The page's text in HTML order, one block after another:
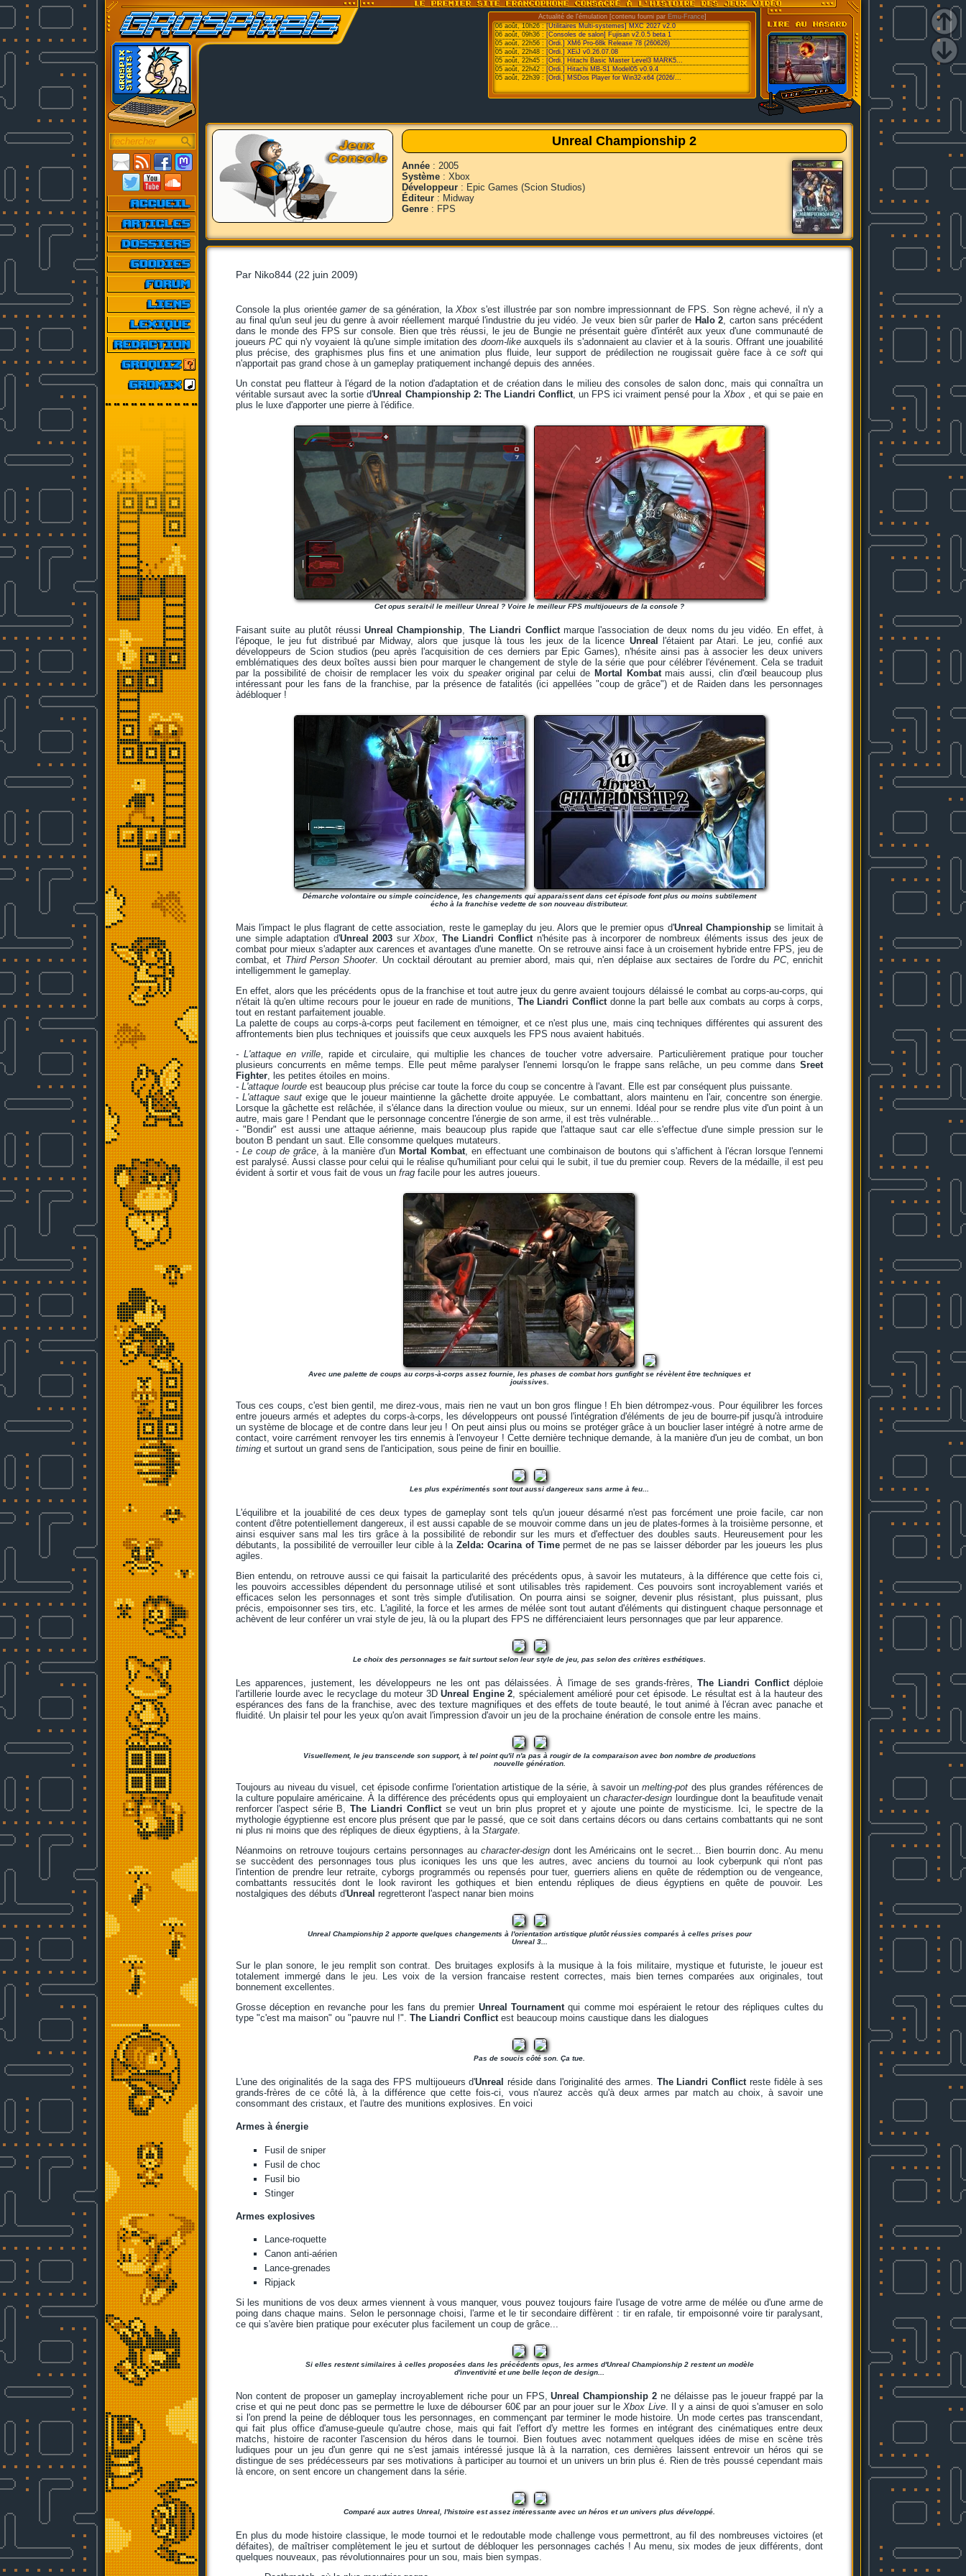
Actualité de l'émulation [contenu fourni par Emu-France]
06 août, 10h26 :[Utilitaires Multi-systemes] MXC 2027 v2.0
06 août, 09h36 : [Consoles de salon] Fujisan v2.0.5 beta 1
05 août, 22h56 : [Ordi.] XM6 Pro-68k Release 78 (260626)
05 août, 22h48 : [Ordi.] XEiJ v0.26.07.08
05 août, 22h45 : [Ordi.] Hitachi Basic Master Level3 MARK5...
05 août, 22h42 : [Ordi.] Hitachi MB-S1 Model05 v0.9.4
05 août, 22h39 : [Ordi.] MSDos Player for Win32-x64 (2026/...
Unreal Championship 2
Année : 2005
Système : Xbox
Développeur : Epic Games (Scion Studios)
Éditeur : Midway
Genre : FPS
Par Niko844 (22 juin 2009)
Console la plus orientéegamerde sa génération, laXbox s'est illustrée par son nombre impressionnant de FPS. Son règne achevé, il n'y a
au final qu'un seul jeu du genre à avoir réellement marqué l'industrie du jeu vidéo. Je veux bien sûr parler de Halo 2, carton sans précédent
dans le monde des FPS sur console. Bien que très réussi, le jeu de Bungie ne présentait guère d'intérêt aux yeux d'une communauté de
joueursPCqui n'y voyaient là qu'une simple imitation des doom-likeauxquels ils s'adonnaient au clavier et à la souris. Offrant une jouabilité
plus précise, des graphismes plus fins et une animation plus fluide, leur support de prédilection ne rougissait guère face à ce softqui
n'apportait pas grand chose à un gameplay pratiquement inchangé depuis des années.
Un constat peu flatteur à l'égard de la notion d'adaptation et de création dans le milieu des consoles de salon donc, mais qui connaîtra un
véritable sursaut avec la sortie d'Unreal Championship 2: The Liandri Conflict, un FPS ici vraiment pensé pour la Xbox, et qui se paie en
plus le luxe d'apporter une pierre à l'édifice.
Cet opus serait-il le meilleur Unreal ? Voire le meilleur FPS multijoueurs de la console ?
Faisant suite au plutôt réussi Unreal Championship, The Liandri Conflictmarque l'association de deux noms du jeu vidéo. En effet, à
l'époque, le jeu fut distribué par Midway, alors que jusque là tous les jeux de la licence Unreal
l'étaient par Atari. Le jeu, confié aux
développeurs de Scion studios (peu après l'acquisition de ces derniers par Epic Games), n'hésite ainsi pas à associer les deux univers
emblématiques des deux boîtes aussi bien pour marquer le changement de style de la série que pour célébrer l'événement. Cela se traduit
par la possibilité de choisir de remplacer les voix duspeakeroriginal par celui de Mortal Kombatmais aussi, clin d'œil beaucoup plus
intéressant pour les fans de la franchise, par la présence de fatalités (ici appellées "coup de grâce") et de Raiden dans les personnages
àdébloquer !
Démarche volontaire ou simple coincidence, les changements qui apparaissent dans cet épisode font plus ou moins subtilement
écho à la franchise vedette de son nouveau distributeur.
Mais l'impact le plus flagrant de cette association, reste le gameplay du jeu. Alors que le premier opus d'Unreal Championship se limitait à
une simple adaptation d'Unreal 2003 surXbox, The Liandri Conflictn'hésite pas à incorporer de nombreux éléments issus des jeux de
combat pour mieux s'adapter aux carences et avantages d'une manette. On se retrouve ainsi face à un croisement hybride entre FPS, jeu de
combat, et Third Person Shooter. Un cocktail déroutant au premier abord, mais qui, n'en déplaise aux sectaires de l'ordre du PC, enrichit
intelligemment le gameplay.
En effet, alors que les précédents opus de la franchise et tout autre jeux du genre avaient toujours délaissé le combat au corps-au-corps, qui
n'était là qu'en ultime recours pour le joueur en rade de munitions, The Liandri Conflictdonne la part belle aux combats au corps à corps,
tout en restant parfaitement jouable.
La palette de coups au corps-à-corps peut facilement en témoigner, et ce n'est plus une, mais cinq techniques différentes qui assurent des
affrontements bien plus techniques et jouissifs que ceux auxquels les FPS nous avaient habitués.
- L'attaque en vrille, rapide et circulaire, qui multiplie les chances de toucher votre adversaire. Particulièrement pratique pour toucher
plusieurs concurrents en même temps. Elle peut même paralyser l'ennemi lorsqu'on le frappe sans relâche, un peu comme dans Sreet
Fighter, les petites étoiles en moins.
- L'attaque lourde est beaucoup plus précise car toute la force du coup se concentre à l'avant. Elle est par conséquent plus puissante.
-L'attaque sautexige que le joueur maintienne la gâchette droite appuyée. Le combattant, alors maintenu en l'air, concentre son énergie.
Lorsque la gâchette est relâchée, il s'élance dans la direction voulue ou mieux, sur un ennemi. Idéal pour se rendre plus vite d'un point à un
autre, mais gare ! Pendant que le personnage concentre l'énergie de son arme, il est très vulnérable...
- "Bondir" est aussi une attaque aérienne, mais beaucoup plus rapide que l'attaque saut car elle s'effectue d'une simple pression sur le
bouton B pendant un saut. Elle consomme quelques mutateurs.
- Le coup de grâce, à la manière d'un Mortal Kombat, en effectuant une combinaison de boutons qui s'affichent à l'écran lorsque l'ennemi
est paralysé. Aussi classe pour celui qui le réalise qu'humiliant pour celui qui le subit, il tue du premier coup. Revers de la médaille, il est peu
évident à sortir et vous fait de vous un frag facile pour les autres joueurs.
Avec une palette de coups au corps-à-corps assez fournie, les phases de combat hors gunfight se révèlent être techniques et
jouissives.
Tous ces coups, c'est bien gentil, me direz-vous, mais rien ne vaut un bon gros flingue ! Eh bien détrompez-vous. Pour équilibrer les forces
entre joueurs armés et adeptes du corps-à-corps, les développeurs ont poussé l'intégration d'éléments de jeu de bourre-pif jusqu'à introduire
un système de blocage et de contre dans leur jeu ! On peut ainsi plus ou moins se protéger grâce à un bouclier laser intégré à notre arme de
contact, voire carrément renvoyer les tirs ennemis à l'envoyeur ! Cette dernière technique demande, à la manière d'un jeu de combat, un bon
timing et surtout un grand sens de l'anticipation, sous peine de finir en bouillie.
Les plus expérimentés sont tout aussi dangereux sans arme à feu...
L'équilibre et la jouabilité de ces deux types de gameplay sont tels qu'un joueur désarmé n'est pas forcément une proie facile, car non
content d'être potentiellement dangereux, il est aussi capable de se mouvoir comme dans un jeu de plates-formes à la troisième personne, et
ainsi esquiver sans mal les tirs grâce à la possibilité de rebondir sur les murs et d'effectuer des doubles sauts. Heureusement pour les
débutants, la possibilité de verrouiller leur cible à laZelda: Ocarina of Timepermet de ne pas se laisser déborder par les joueurs les plus
agiles.
Bien entendu, on retrouve aussi ce qui faisait la particularité des précédents opus, à savoir les mutateurs, à la différence que cette fois ci,
les pouvoirs accessibles dépendent du personnage utilisé et sont utilisables très rapidement. Ces pouvoirs sont incroyablement variés et
efficaces selon les personnages et sont très simple d'utilisation. On pourra ainsi se soigner, devenir plus résistant, plus puissant, plus
précis, empoisonner ses tirs, etc. L'agilité, la force et les armes de mélée sont tout autant d'éléments qui distinguent chaque personnage et
achèvent de leur conférer un vrai style de jeu, là ou la plupart des FPS ne différenciaient leurs personnages que par leur apparence.
Le choix des personnages se fait surtout selon leur style de jeu, pas selon des critères esthétiques.
Les apparences, justement, les développeurs ne les ont pas délaissées. À l'image de ses grands-frères, The Liandri Conflictdéploie
l'artillerie lourde avec le recyclage du moteur 3D Unreal Engine 2, spécialement amélioré pour cet épisode. Le résultat est à la hauteur des
espérances des fans de la franchise, avec des texture magnifiques et des effets de toute beauté, le tout animé à l'écran avec panache et
fluidité. Un plaisir tel pour les yeux qu'on avait l'impression d'avoir un jeu de la prochaine énération de console entre les mains.
Visuellement, le jeu transcende son support, à tel point qu'il n'a pas à rougir de la comparaison avec bon nombre de productions
nouvelle génération.
Toujours au niveau du visuel, cet épisode confirme l'orientation artistique de la série, à savoir unmelting-pot des plus grandes références de
la culture populaire américaine. À la différence des précédents opus qui employaient uncharacter-design lourdingue dont la beaufitude venait
renforcer l'aspect série B,The Liandri Conflictse veut un brin plus propret et y ajoute une pointe de mysticisme. Ici, le spectre de la
mythologie égyptienne est encore plus présent que par le passé, que ce soit dans certains décors ou dans certains combattants qui ne sont
ni plus ni moins que des répliques de dieux égyptiens, à la Stargate.
Néanmoins on retrouve toujours certains personnages au character-designdont les Américains ont le secret... Bien bourrin donc. Au menu
se succèdent des personnages tous plus iconiques les uns que les autres, avec anciens du tournoi au look cyberpunk qui n'ont pas
l'intention de prendre leur retraite, cyborgs programmés ou repensés pour tuer, guerriers aliens en quête de rédemption ou de vengeance,
combattants ressucités dont le look raviront les gothiques et bien entendu répliques de dieus égyptiens en quête de pouvoir. Les
nostalgiques des débuts d'Unreal regretteront l'aspect nanar bien moins
Unreal Championship 2 apporte quelques changements à l'orientation artistique plutôt réussies comparés à celles prises pour
Unreal 3...
Sur le plan sonore, le jeu remplit son contrat. Des bruitages explosifs à la musique à la fois militaire, mystique et futuriste, le joueur est
totalement immergé dans le jeu. Les voix de la version francaise restent correctes, mais bien ternes comparées aux originales, tout
bonnement excellentes.
Grosse déception en revanche pour les fans du premier Unreal Tournamentqui comme moi espéraient le retour des répliques cultes du
type "c'est ma maison" ou "pauvre nul !". The Liandri Conflictest beaucoup moins caustique dans les dialogues
Pas de soucis côté son. Ça tue.
L'une des originalités de la saga des FPS multijoueurs d'Unreal réside dans l'originalité des armes. The Liandri Conflictreste fidèle à ses
grands-frères de ce côté là, à la différence que cette fois-ci, vous n'aurez accès qu'à deux armes par match au choix, à savoir une
consommant des cristaux, et l'autre des munitions explosives. En voici
Armes à énergie
Fusil de sniper
Fusil de choc
Fusil bio
Stinger
Armes explosives
Lance-roquette
Canon anti-aérien
Lance-grenades
Ripjack
Si les munitions de vos deux armes viennent à vous manquer, vous pouvez toujours faire l'usage de votre arme de mélée ou d'une arme de
poing dans chaque mains. Selon le personnage choisi, l'arme et le tir secondaire diffèrent : tir en rafale, tir empoisonné voire tir paralysant,
ce qui s'avère bien pratique pour exécuter plus facilement un coup de grâce...
Si elles restent similaires à celles proposées dans les précédents opus, les armes d'Unreal Championship 2 restent un modèle
d'inventivité et une belle leçon de design...
Non content de proposer un gameplay incroyablement riche pour un FPS,Unreal Championship 2 ne délaisse pas le joueur frappé par la
crise et qui ne peut donc pas se permettre le luxe de débourser 60€ par an pour jouer sur leXbox Live. Il y a ainsi de quoi s'amuser en solo
si l'on prend la peine de débloquer tous les personnages, en commençant par terminer le mode histoire. Un mode certes pas transcendant,
qui fait plus office d'amuse-gueule qu'autre chose, mais qui fait l'effort d'y mettre les formes en intégrant des cinématiques entre deux
matchs, histoire de raconter l'ascension du héros dans le tournoi. Bien foutues avec notamment quelques idées de mise en scène très
ludiques pour un jeu d'un genre qui ne s'est jamais intéressé jusque là à la narration, ces dernières laissent entrevoir un héros qui se
distingue de ses prédécesseurs par ses motivations à participer au tournoi et un univers un brin plus é. Rien de très poussé cependant mais
là encore, on sent encore un changement dans la série.
Comparé aux autres Unreal, l'histoire est assez intéressante avec un héros et un univers plus développé.
En plus du mode histoire classique, le mode tournoi et le redoutable mode challenge vous permettront, au fil des nombreuses victoires (et
défaites), de maîtriser complètement le jeu et surtout de débloquer les personnages cachés ! Au menu, six modes de jeux différents, dont
quelques nouveaux, pas révolutionnaires pour un sou, mais bien sympas.